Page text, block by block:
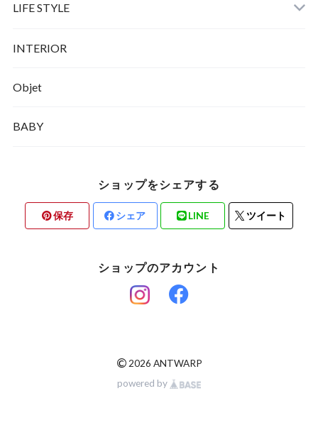
LIFE STYLE
INTERIOR
Objet
BABY
ショップをシェアする
保存 シェア LINE ツイート
ショップのアカウント
© 2026 ANTWARP
powered by